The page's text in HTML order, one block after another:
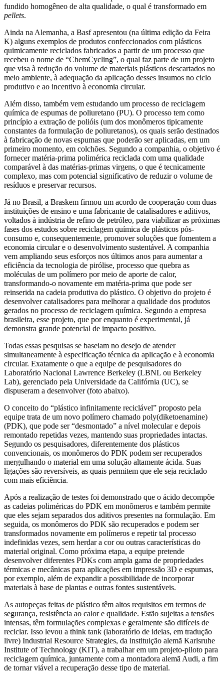
fundido homogêneo de alta qualidade, o qual é transformado em
pellets.
Ainda na Alemanha, a Basf apresentou (na última edição da Feira
K) alguns exemplos de produtos confeccionados com plásticos
quimicamente reciclados fabricados a partir de um processo que
recebeu o nome de “ChemCycling”, o qual faz parte de um projeto
que visa à redução do volume de materiais plásticos descartados no
meio ambiente, à adequação da aplicação desses insumos no ciclo
produtivo e ao incentivo à economia circular.
Além disso, também vem estudando um processo de reciclagem
química de espumas de poliuretano (PU). O processo tem como
princípio a extração de polióis (um dos monômeros tipicamente
constantes da formulação de poliuretanos), os quais serão destinados
à fabricação de novas espumas que poderão ser aplicadas, em um
primeiro momento, em colchões. Segundo a companhia, o objetivo é
fornecer matéria-prima polimérica reciclada com uma qualidade
comparável à das matérias-primas virgens, o que é tecnicamente
complexo, mas com potencial significativo de reduzir o volume de
resíduos e preservar recursos.
Já no Brasil, a Braskem firmou um acordo de cooperação com duas
instituições de ensino e uma fabricante de catalisadores e aditivos,
voltados à indústria de refino de petróleo, para viabilizar as próximas
fases dos estudos sobre reciclagem química de plásticos pós-
consumo e, consequentemente, promover soluções que fomentem a
economia circular e o desenvolvimento sustentável. A companhia
vem ampliando seus esforços nos últimos anos para aumentar a
eficiência da tecnologia de pirólise, processo que quebra as
moléculas de um polímero por meio de aporte de calor,
transformando-o novamente em matéria-prima que pode ser
reinserida na cadeia produtiva do plástico. O objetivo do projeto é
desenvolver catalisadores para melhorar a qualidade dos produtos
gerados no processo de reciclagem química. Segundo a empresa
brasileira, esse projeto, que por enquanto é experimental, já
demonstra grande potencial de impacto positivo.
Todas essas pesquisas se baseiam no desejo de atender
simultaneamente à especificação técnica da aplicação e à economia
circular. Exatamente o que a equipe de pesquisadores do
Laboratório Nacional Lawrence Berkeley (LBNL ou Berkeley
Lab), gerenciado pela Universidade da Califórnia (UC), se
dispuseram a desenvolver (foto abaixo).
O conceito do “plástico infinitamente reciclável” proposto pela
equipe trata de um novo polímero chamado poly(diketoenamine)
(PDK), que pode ser “desmontado” a nível molecular e depois
remontado repetidas vezes, mantendo suas propriedades intactas.
Segundo os pesquisadores, diferentemente dos plásticos
convencionais, os monômeros do PDK podem ser recuperados
mergulhando o material em uma solução altamente ácida. Suas
ligações são reversíveis, as quais permitem que ele seja reciclado
com mais eficiência.
Após a realização de testes foi demonstrado que o ácido decompõe
as cadeias poliméricas do PDK em monômeros e também permite
que eles sejam separados dos aditivos presentes na formulação. Em
seguida, os monômeros do PDK são recuperados e podem ser
transformados novamente em polímeros e repetir tal processo
indefinidas vezes, sem herdar a cor ou outras características do
material original. Como próxima etapa, a equipe pretende
desenvolver diferentes PDKs com ampla gama de propriedades
térmicas e mecânicas para aplicações em impressão 3D e espumas,
por exemplo, além de expandir a possibilidade de incorporar
materiais à base de plantas e outras fontes sustentáveis.
As autopeças feitas de plástico têm altos requisitos em termos de
segurança, resistência ao calor e qualidade. Estão sujeitas a tensões
intensas, têm formulações complexas e geralmente são difíceis de
reciclar. Isso levou a think tank (laboratório de ideias, em tradução
livre) Industrial Resource Strategies, da instituição alemã Karlsruhe
Institute of Technology (KIT), a trabalhar em um projeto-piloto para
reciclagem química, juntamente com a montadora alemã Audi, a fim
de tornar viável a recuperação desse tipo de material.